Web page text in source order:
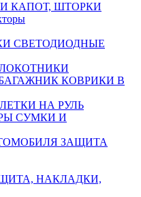
КАПОТ, ШТОРКИ
СВЕТОДИОДНЫЕ
КОВРИКИ В
НА РУЛЬ
СУМКИ И
ЗАЩИТА